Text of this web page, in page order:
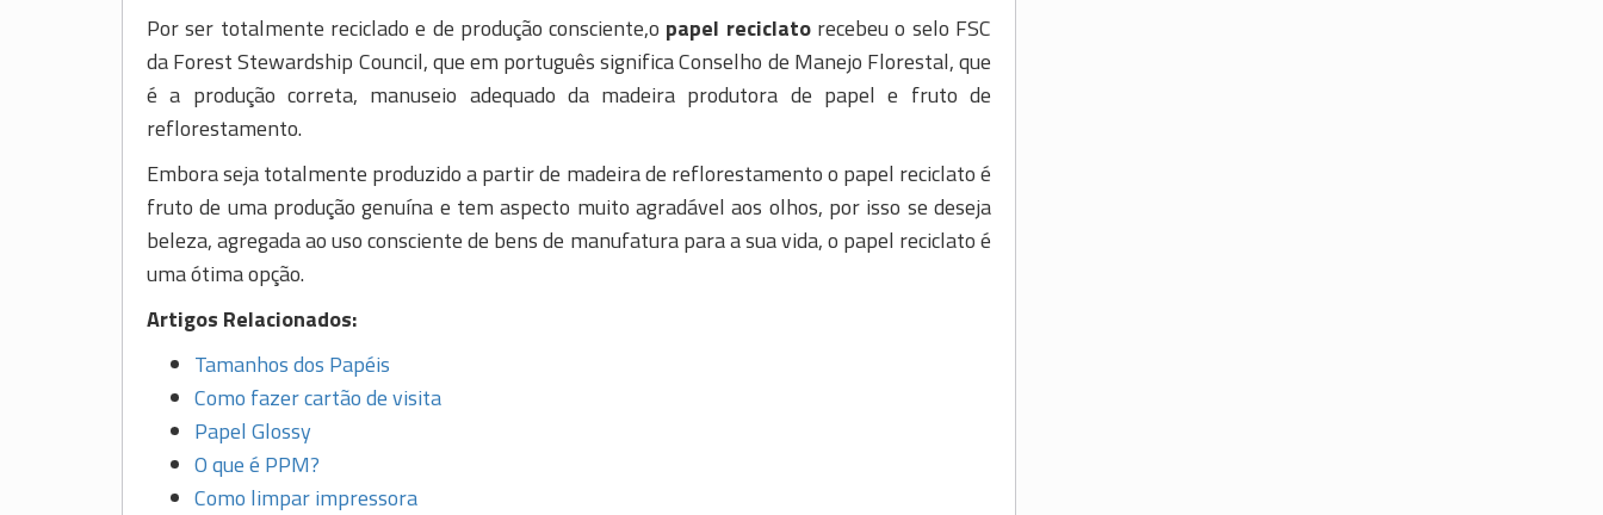
Por ser totalmente reciclado e de produção consciente,o papel reciclatorecebeu o selo FSC
da Forest Stewardship Council, que em português significa Conselho de Manejo Florestal, que
é a produção correta, manuseio adequado da madeira produtora de papel e fruto de
reflorestamento.
Embora seja totalmente produzido a partir de madeira de reflorestamento o papel reciclato é
fruto de uma produção genuína e tem aspecto muito agradável aos olhos, por isso se deseja
beleza, agregada ao uso consciente de bens de manufatura para a sua vida, o papel reciclato é
uma ótima opção.
Artigos Relacionados:
Tamanhos dos Papéis
Como fazer cartão de visita
Papel Glossy
O que é PPM?
Como limpar impressora